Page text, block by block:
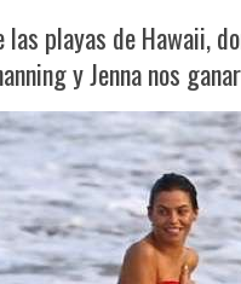
playas de Hawaii,
y Jenna nos